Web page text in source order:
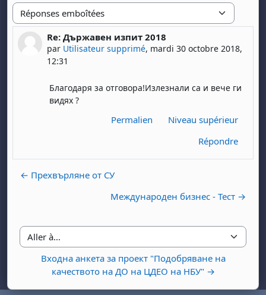
Type d'affichage
Re: Държавен изпит 2018
par Utilisateur supprimé, mardi 30 octobre 2018,
12:31
Nombre de réponses : 0
Благодаря за отговора!Излезнали са и вече ги
видях ?
Permalien
Niveau supérieur
Répondre
← Прехвърляне от СУ
Международен бизнес - Тест →
Aller à…
Входна анкета за проект "Подобряване на
качеството на ДО на ЦДЕО на НБУ" →